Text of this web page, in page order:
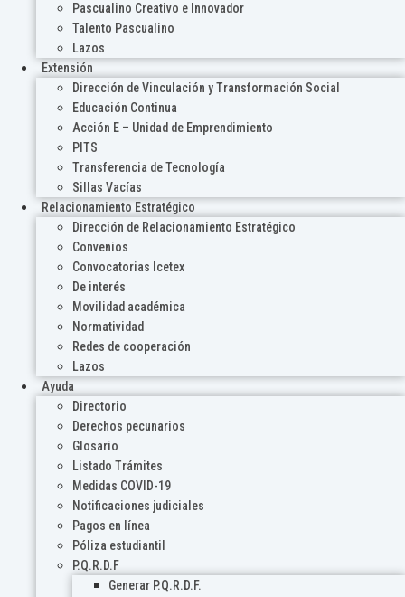
Pascualino Creativo e Innovador
Talento Pascualino
Lazos
Extensión
Dirección de Vinculación y Transformación Social
Educación Continua
Acción E – Unidad de Emprendimiento
PITS
Transferencia de Tecnología
Sillas Vacías
Relacionamiento Estratégico
Dirección de Relacionamiento Estratégico
Convenios
Convocatorias Icetex
De interés
Movilidad académica
Normatividad
Redes de cooperación
Lazos
Ayuda
Directorio
Derechos pecunarios
Glosario
Listado Trámites
Medidas COVID-19
Notificaciones judiciales
Pagos en línea
Póliza estudiantil
P.Q.R.D.F
Generar P.Q.R.D.F.